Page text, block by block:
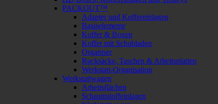
PACKOUT™
Adapter und Koffereinlagen
Basiselemente
Koffer & Boxen
Koffer mit Schubladen
Organiser
Rucksäcke, Taschen & Arbeitsplatten
Werkstatt-Organisation
Werkstattwagen
Arbeitsflächen
Schaumstoffeinlagen